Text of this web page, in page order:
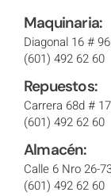
Maquinaria:
Diagonal 16 #
(601) 492 62 60
Repuestos:
Carrera 68d #
(601) 492 62 60
Almacén:
Calle 6 Nro 26-
(601) 492 62 60